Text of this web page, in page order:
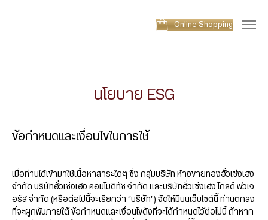
Online Shopping
นโยบาย ESG
ข้อกำหนดและเงื่อนไขในการใช้
เมื่อท่านได้เข้ามาใช้เนื้อหาสาระใดๆ ซึ่ง กลุ่มบริษัท ห้างขายทองฮั่วเซ่งเฮง
จำกัด บริษัทฮั่วเซ่งเฮง คอมโมดิทัซ จำกัด และบริษัทฮั่วเซ่งเฮง โกลด์ ฟิวเจ
อร์ส จำกัด (หรือต่อไปนี้จะเรียกว่า “บริษัท”) จัดให้มีบนเว็บไซต์นี้ ท่านตกลง
ที่จะผูกพันภายใต้ ข้อกำหนดและเงื่อนไขดังที่จะได้กำหนดไว้ต่อไปนี้ ถ้าหาก